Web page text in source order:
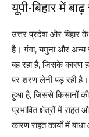
यूपी-बिहार में
उत्तर प्रदेश और बिहार
है। गंगा, यमुना और
बह रहा है, जिसके कारण
पर शरण लेनी पड़ रही
हुआ है, जिससे किसानों
प्रभावित क्षेत्रों में राहत
कारण राहत कार्यों में